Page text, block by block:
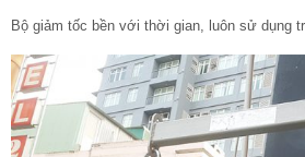
Bộ giảm tốc bền với thời gian, luôn sử dụng